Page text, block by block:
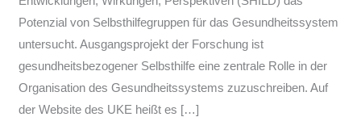
Potenzial von Selbsthilfegruppen für das Gesundheitssystem
untersucht. Ausgangsprojekt der Forschung ist
gesundheitsbezogener Selbsthilfe eine zentrale Rolle in der
Organisation des Gesundheitssystems zuzuschreiben. Auf
der Website des UKE heißt es […]